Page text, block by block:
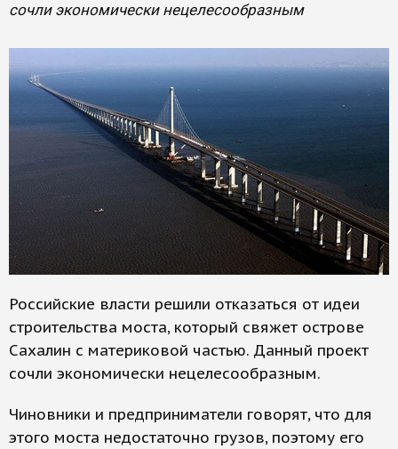
сочли экономически нецелесообразным
Российские власти решили отказаться от идеи
строительства моста, который свяжет острове
Сахалин с материковой частью. Данный проект
сочли экономически нецелесообразным.
Чиновники и предприниматели говорят, что для
этого моста недостаточно грузов, поэтому его